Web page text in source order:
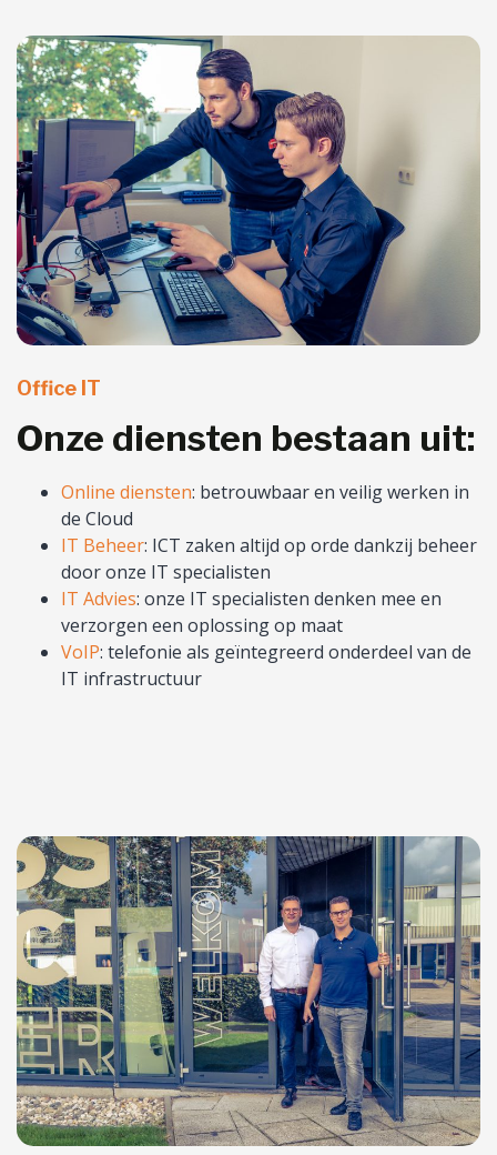
Office IT
Onze diensten bestaan uit:
Online diensten: betrouwbaar en veilig werken in
de Cloud
IT Beheer: ICT zaken altijd op orde dankzij beheer
door onze IT specialisten
IT Advies: onze IT specialisten denken mee en
verzorgen een oplossing op maat
VoIP: telefonie als geïntegreerd onderdeel van de
IT infrastructuur